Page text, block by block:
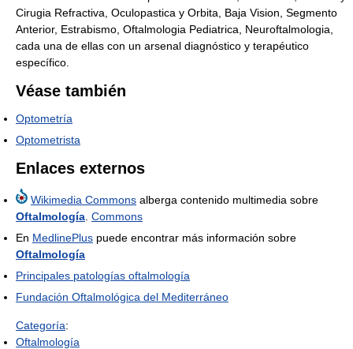
Cirugia Refractiva, Oculopastica y Orbita, Baja Vision, Segmento
Anterior, Estrabismo, Oftalmologia Pediatrica, Neuroftalmologia,
cada una de ellas con un arsenal diagnóstico y terapéutico
específico.
Véase también
Optometría
Optometrista
Enlaces externos
Wikimedia Commons alberga contenido multimedia sobre
Oftalmología Commons
En MedlinePlus puede encontrar más información sobre
Oftalmología
Principales patologías oftalmología
Fundación Oftalmológica del Mediterráneo
Categoría:
Oftalmología